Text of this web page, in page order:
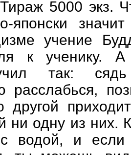
5000 экз.
японски
учение
к ученику. А
так: сядь
расслабься,
другой
ни одну из них.
водой, и если